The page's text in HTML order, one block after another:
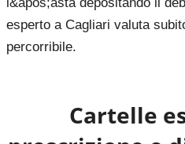
esperto a Cagliari valuta
percorribile.
Cartelle